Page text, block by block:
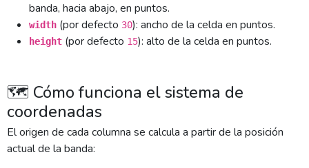
banda, hacia abajo, en puntos.
width (por defecto 30): ancho de la celda en puntos.
height (por defecto 15): alto de la celda en puntos.
🗺️ Cómo funciona el sistema de
coordenadas
El origen de cada columna se calcula a partir de la posición
actual de la banda: